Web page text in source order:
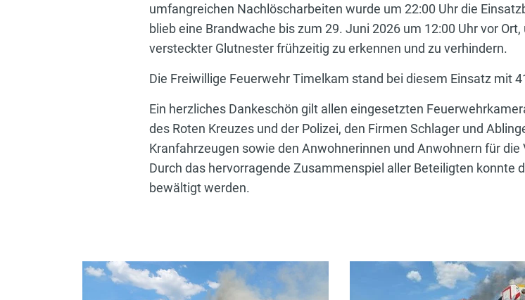
umfangreichen Nachlöscharbeiten wurde um 22:00 Uhr die
blieb eine Brandwache bis zum 29. Juni 2026 um 12:00 Uhr vor
versteckter Glutnester frühzeitig zu erkennen und zu verhindern.
Die Freiwillige Feuerwehr Timelkam stand bei diesem Einsatz mit
Ein herzliches Dankeschön gilt allen eingesetzten
des Roten Kreuzes und der Polizei, den Firmen Schlager und
Kranfahrzeugen sowie den Anwohnerinnen und Anwohnern für
Durch das hervorragende Zusammenspiel aller Beteiligten konnte
bewältigt werden.